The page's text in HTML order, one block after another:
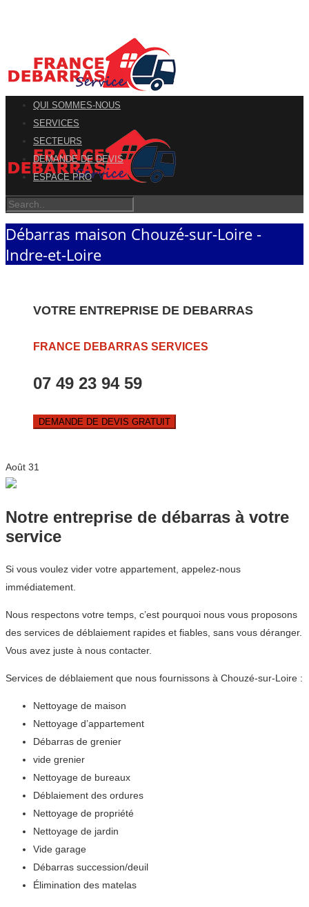
QUI SOMMES-NOUS
SERVICES
SECTEURS
DEMANDE DE DEVIS
ESPACE PRO
Débarras maison Chouzé-sur-Loire -
Indre-et-Loire
VOTRE ENTREPRISE DE DEBARRAS
FRANCE DEBARRAS SERVICES
07 49 23 94 59
DEMANDE DE DEVIS GRATUIT
Août 31
Notre entreprise de débarras à votre
service
Si vous voulez vider votre appartement, appelez-nous
immédiatement.
Nous respectons votre temps, c’est pourquoi nous vous proposons
des services de déblaiement rapides et fiables, sans vous déranger.
Vous avez juste à nous contacter.
Services de déblaiement que nous fournissons à Chouzé-sur-Loire :
Nettoyage de maison
Nettoyage d’appartement
Débarras de grenier
vide grenier
Nettoyage de bureaux
Déblaiement des ordures
Nettoyage de propriété
Nettoyage de jardin
Vide garage
Débarras succession/deuil
Élimination des matelas